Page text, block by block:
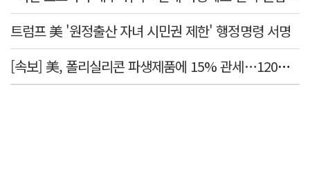
트럼프 美 '원정출산 자녀 시민권 제한' 행정명령 서명
[속보] 美, 폴리실리콘 파생제품에 15% 관세…120일 뒤 발효